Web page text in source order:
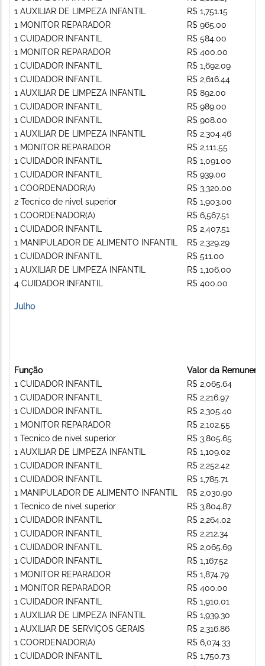
1 AUXILIAR DE LIMPEZA INFANTIL
1 MONITOR REPARADOR
1 CUIDADOR INFANTIL
1 MONITOR REPARADOR
1 CUIDADOR INFANTIL
1 CUIDADOR INFANTIL
1 AUXILIAR DE LIMPEZA INFANTIL
1 CUIDADOR INFANTIL
1 CUIDADOR INFANTIL
1 AUXILIAR DE LIMPEZA INFANTIL
1 MONITOR REPARADOR
1 CUIDADOR INFANTIL
1 CUIDADOR INFANTIL
1 COORDENADOR(A)
2 Tecnico de nivel superior
1 COORDENADOR(A)
1 CUIDADOR INFANTIL
1 MANIPULADOR DE ALIMENTO INFANTIL
1 CUIDADOR INFANTIL
1 AUXILIAR DE LIMPEZA INFANTIL
4 CUIDADOR INFANTIL
R$ 1,751.15
R$ 965.00
R$ 584.00
R$ 400.00
R$ 1,692.09
R$ 2,616.44
R$ 892.00
R$ 989.00
R$ 908.00
R$ 2,304.46
R$ 2,111.55
R$ 1,091.00
R$ 939.00
R$ 3,320.00
R$ 1,903.00
R$ 6,567.51
R$ 2,407.51
R$ 2,329.29
R$ 511.00
R$ 1,106.00
R$ 400.00
Julho
Função
1 CUIDADOR INFANTIL
1 CUIDADOR INFANTIL
1 CUIDADOR INFANTIL
1 MONITOR REPARADOR
1 Tecnico de nivel superior
1 AUXILIAR DE LIMPEZA INFANTIL
1 CUIDADOR INFANTIL
1 CUIDADOR INFANTIL
1 MANIPULADOR DE ALIMENTO INFANTIL
1 Tecnico de nivel superior
1 CUIDADOR INFANTIL
1 CUIDADOR INFANTIL
1 CUIDADOR INFANTIL
1 CUIDADOR INFANTIL
1 MONITOR REPARADOR
1 MONITOR REPARADOR
1 CUIDADOR INFANTIL
1 AUXILIAR DE LIMPEZA INFANTIL
1 AUXILIAR DE SERVIÇOS GERAIS
1 COORDENADOR(A)
1 CUIDADOR INFANTIL
Valor da
R$ 2,065.64
R$ 2,216.97
R$ 2,305.40
R$ 2,102.55
R$ 3,805.65
R$ 1,109.02
R$ 2,252.42
R$ 1,785.71
R$ 2,030.90
R$ 3,804.87
R$ 2,264.02
R$ 2,212.34
R$ 2,065.69
R$ 1,167.52
R$ 1,874.79
R$ 400.00
R$ 1,910.01
R$ 1,939.30
R$ 2,316.86
R$ 6,074.33
R$ 1,750.73